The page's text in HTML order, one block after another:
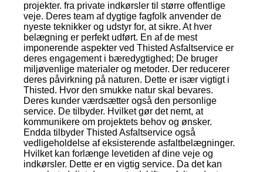
projekter. fra private indkørsler til større offentlige
veje. Deres team af dygtige fagfolk anvender de
nyeste teknikker og udstyr for, at sikre. At hver
belægning er perfekt udført. En af de mest
imponerende aspekter ved Thisted Asfaltservice er
deres engagement i bæredygtighed; De bruger
miljøvenlige materialer og metoder. Der reducerer
deres påvirkning på naturen. Dette er især vigtigt i
Thisted. Hvor den smukke natur skal bevares.
Deres kunder værdsætter også den personlige
service. De tilbyder. Hvilket gør det nemt, at
kommunikere om projektets behov og ønsker.
Endda tilbyder Thisted Asfaltservice også
vedligeholdelse af eksisterende asfaltbelægninger.
Hvilket kan forlænge levetiden af dine veje og
indkørsler. Dette er en vigtig service. Da det kan